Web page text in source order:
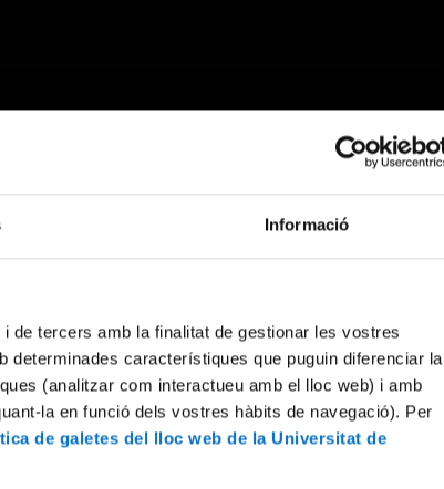
Informació
de tercers amb la finalitat de gestionar les vostres
determinades característiques que puguin diferenciar la
(analitzar com interactueu amb el lloc web) i amb
la en funció dels vostres hàbits de navegació). Per
de galetes del lloc web de la Universitat de
wrong